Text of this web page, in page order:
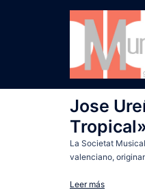
Jose
La Societat
valenciano,
Leer más